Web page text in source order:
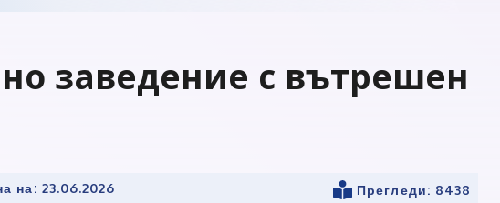
заведение с вътрешен
на: 23.06.2026 Прегледи: 8438